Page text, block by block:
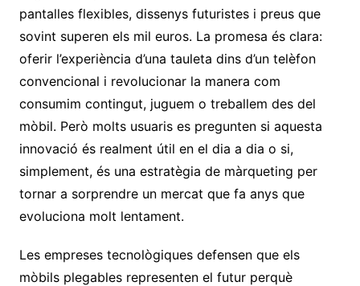
pantalles flexibles, dissenys futuristes i preus que
sovint superen els mil euros. La promesa és clara:
oferir l’experiència d’una tauleta dins d’un telèfon
convencional i revolucionar la manera com
consumim contingut, juguem o treballem des del
mòbil. Però molts usuaris es pregunten si aquesta
innovació és realment útil en el dia a dia o si,
simplement, és una estratègia de màrqueting per
tornar a sorprendre un mercat que fa anys que
evoluciona molt lentament.
Les empreses tecnològiques defensen que els
mòbils plegables representen el futur perquè